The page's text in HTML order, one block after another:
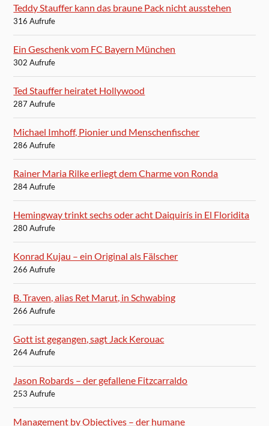
Teddy Stauffer kann das braune Pack nicht ausstehen
316 Aufrufe
Ein Geschenk vom FC Bayern München
302 Aufrufe
Ted Stauffer heiratet Hollywood
287 Aufrufe
Michael Imhoff, Pionier und Menschenfischer
286 Aufrufe
Rainer Maria Rilke erliegt dem Charme von Ronda
284 Aufrufe
Hemingway trinkt sechs oder acht Daiquirís in El Floridita
280 Aufrufe
Konrad Kujau – ein Original als Fälscher
266 Aufrufe
B. Traven, alias Ret Marut, in Schwabing
266 Aufrufe
Gott ist gegangen, sagt Jack Kerouac
264 Aufrufe
Jason Robards – der gefallene Fitzcarraldo
253 Aufrufe
Management by Objectives – der humane